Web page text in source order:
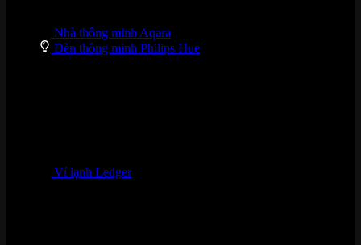
Nhà thông minh Aqara
Đèn thông minh Philips Hue
Ví lạnh Ledger